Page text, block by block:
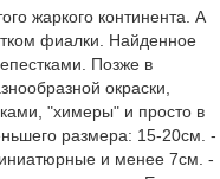
жаркого континента. А
фиалки. Найденное
Позже в
окраски,
"химеры" и просто в
размера: 15-20см. -
и менее 7см. -